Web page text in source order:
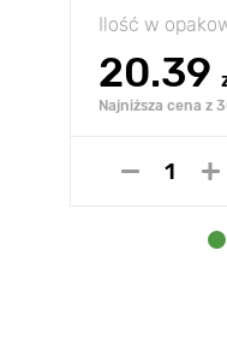
Ilość w
20.39
Najniższa cena z